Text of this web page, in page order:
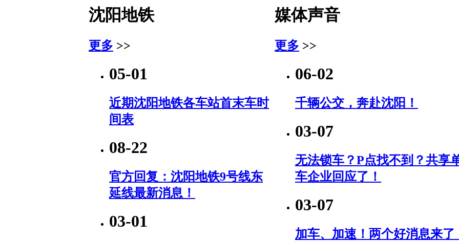
沈阳地铁
更多 >>
05-01
近期沈阳地铁各车站首末车时
间表
08-22
官方回复：沈阳地铁9号线东
延线最新消息！
03-01
媒体声音
更多 >>
06-02
千辆公交，奔赴沈阳！
03-07
无法锁车？P点找不到？共享
车企业回应了！
03-07
加车、加速！两个好消息来了